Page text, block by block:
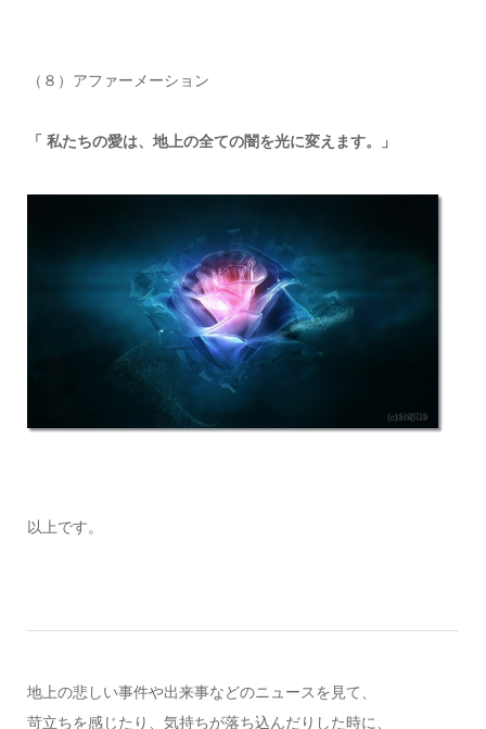
（８）アファーメーション
「 私たちの愛は、地上の全ての闇を光に変えます。」
以上です。
地上の悲しい事件や出来事などのニュースを見て、
苛立ちを感じたり、気持ちが落ち込んだりした時に、